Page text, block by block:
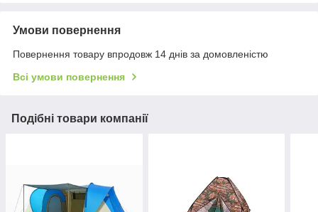
Умови повернення
Повернення товару впродовж 14 днів за домовленістю
Всі умови повернення
Подібні товари компанії